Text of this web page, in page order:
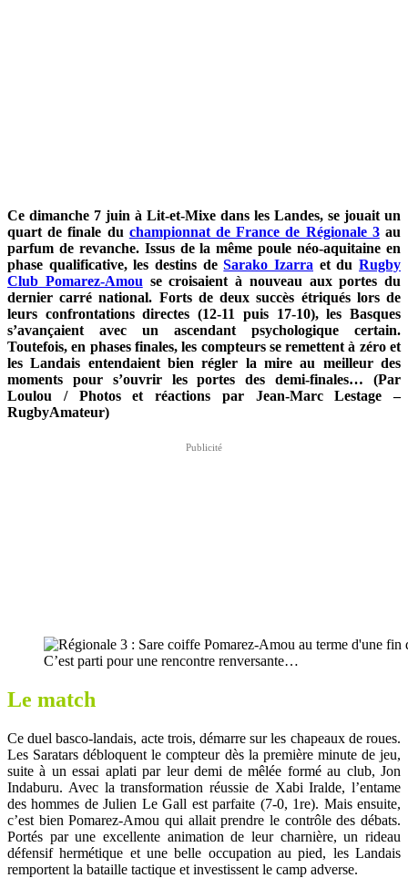
Ce dimanche 7 juin à Lit-et-Mixe dans les Landes, se jouait un
quart de finale du championnat de France de Régionale 3au
parfum de revanche. Issus de la même poule néo-aquitaine en
phase qualificative, les destins deSarako Izarra et duRugby
Club Pomarez-Amou se croisaient à nouveau aux portes du
dernier carré national. Forts de deux succès étriqués lors de
leurs confrontations directes (12-11 puis 17-10), les Basques
s’avançaient avec un ascendant psychologique certain.
Toutefois, en phases finales, les compteurs se remettent à zéro et
les Landais entendaient bien régler la mire au meilleur des
moments pour s’ouvrir les portes des demi-finales… (Par
Loulou / Photos et réactions par Jean-Marc Lestage –
RugbyAmateur)
C’est parti pour une rencontre renversante…
Le match
Ce duel basco-landais, acte trois, démarre sur les chapeaux de roues.
Les Saratars débloquent le compteur dès la première minute de jeu,
suite à un essai aplati par leur demi de mêlée formé au club, Jon
Indaburu. Avec la transformation réussie de Xabi Iralde, l’entame
des hommes de Julien Le Gall est parfaite (7-0, 1re). Mais ensuite,
c’est bien Pomarez-Amou qui allait prendre le contrôle des débats.
Portés par une excellente animation de leur charnière, un rideau
défensif hermétique et une belle occupation au pied, les Landais
remportent la bataille tactique et investissent le camp adverse.